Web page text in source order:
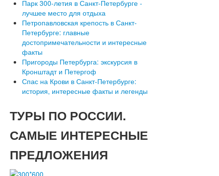
Парк 300-летия в Санкт-Петербурге -
лучшее место для отдыха
Петропавловская крепость в Санкт-
Петербурге: главные
достопримечательности и интересные
факты
Пригороды Петербурга: экскурсия в
Кронштадт и Петергоф
Спас на Крови в Санкт-Петербурге:
история, интересные факты и легенды
ТУРЫ ПО РОССИИ.
САМЫЕ ИНТЕРЕСНЫЕ
ПРЕДЛОЖЕНИЯ